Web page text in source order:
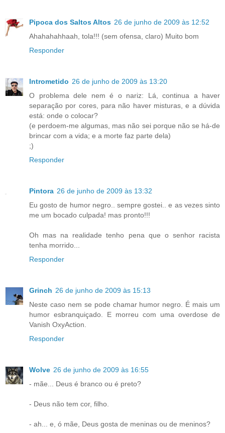
Pipoca dos Saltos Altos 26 de junho de 2009 às 12:52
Ahahahahhaah, tola!!! (sem ofensa, claro) Muito bom
Responder
Intrometido 26 de junho de 2009 às 13:20
O problema dele nem é o nariz: Lá, continua a haver
separação por cores, para não haver misturas, e a dúvida
está: onde o colocar?
(e perdoem-me algumas, mas não sei porque não se há-de
brincar com a vida; e a morte faz parte dela)
;)
Responder
Pintora 26 de junho de 2009 às 13:32
Eu gosto de humor negro.. sempre gostei.. e as vezes sinto
me um bocado culpada! mas pronto!!!
Oh mas na realidade tenho pena que o senhor racista
tenha morrido...
Responder
Grinch 26 de junho de 2009 às 15:13
Neste caso nem se pode chamar humor negro. É mais um
humor esbranquiçado. E morreu com uma overdose de
Vanish OxyAction.
Responder
Wolve 26 de junho de 2009 às 16:55
- mãe... Deus é branco ou é preto?
- Deus não tem cor, filho.
- ah... e, ó mãe, Deus gosta de meninas ou de meninos?